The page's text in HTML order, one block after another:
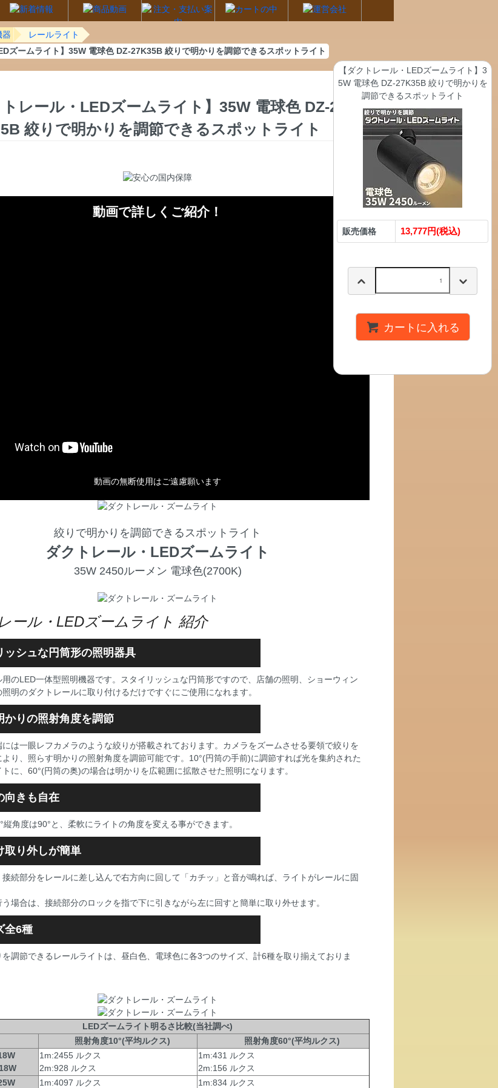
器
レールライト
ズームライト】35W 電球色 DZ-27K35B 絞りで明かりを調節できるスポットライト
トレール・LEDズームライト】35W 電球色 DZ-27K3
5B 絞りで明かりを調節できるスポットライト
動画で詳しくご紹介！
動画の無断使用はご遠慮願います
絞りで明かりを調節できるスポットライト
ダクトレール・LEDズームライト
35W 2450ルーメン 電球色(2700K)
ール・LEDズームライト 紹介
ッシュな円筒形の照明器具
用のLED一体型照明機器です。スタイリッシュな円筒形ですので、店舗の照明、ショーウィン
照明のダクトレールに取り付けるだけですぐにご使用になれます。
かりの照射角度を調節
には一眼レフカメラのような絞りが搭載されております。カメラをズームさせる要領で絞りを
り、照らす明かりの照射角度を調節可能です。10°(円筒の手前)に調節すれば光を集約された
トに、60°(円筒の奥)の場合は明かりを広範囲に拡散させた照明になります。
向きも自在
縦角度は90°と、柔軟にライトの角度を変える事ができます。
取り外しが簡単
続部分をレールに差し込んで右方向に回して「カチッ」と音が鳴れば、ライトがレールに固
場合は、接続部分のロックを指で下に引きながら左に回すと簡単に取り外せます。
全6種
調節できるレールライトは、昼白色、電球色に各3つのサイズ、計6種を取り揃えておりま
LEDズームライト明るさ比較(当社調べ)
照射角度10°(平均ルクス)
照射角度60°(平均ルクス)
1m:2455 ルクス
2m:928 ルクス
1m:431 ルクス
2m:156 ルクス
1m:4097 ルクス
1m:834 ルクス
【ダクトレール・LEDズームライト】3
5W 電球色 DZ-27K35B 絞りで明かりを
調節できるスポットライト
販売価格 13,777円(税込)
カートに入れる